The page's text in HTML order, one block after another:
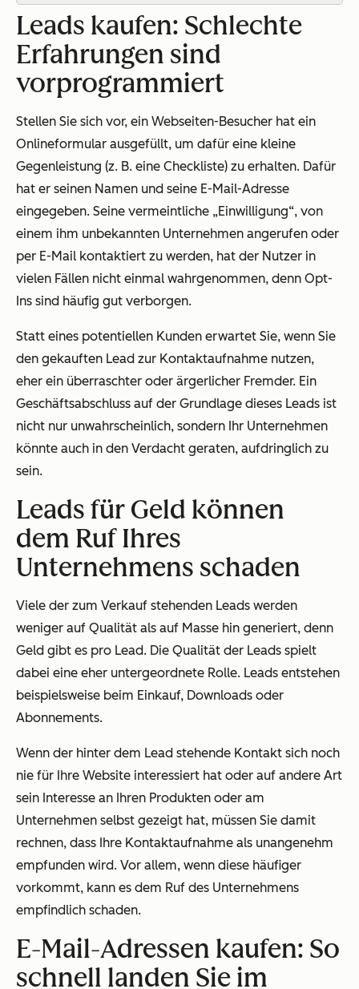
Leads kaufen: Schlechte
Erfahrungen sind
vorprogrammiert
Stellen Sie sich vor, ein Webseiten-Besucher hat ein
Onlineformular ausgefüllt, um dafür eine kleine
Gegenleistung (z. B. eine Checkliste) zu erhalten. Dafür
hat er seinen Namen und seine E-Mail-Adresse
eingegeben. Seine vermeintliche „Einwilligung“, von
einem ihm unbekannten Unternehmen angerufen oder
per E-Mail kontaktiert zu werden, hat der Nutzer in
vielen Fällen nicht einmal wahrgenommen, denn Opt-
Ins sind häufig gut verborgen.
Statt eines potentiellen Kunden erwartet Sie, wenn Sie
den gekauften Lead zur Kontaktaufnahme nutzen,
eher ein überraschter oder ärgerlicher Fremder. Ein
Geschäftsabschluss auf der Grundlage dieses Leads ist
nicht nur unwahrscheinlich, sondern Ihr Unternehmen
könnte auch in den Verdacht geraten, aufdringlich zu
sein.
Leads für Geld können
dem Ruf Ihres
Unternehmens schaden
Viele der zum Verkauf stehenden Leads werden
weniger auf Qualität als auf Masse hin generiert, denn
Geld gibt es pro Lead. Die Qualität der Leads spielt
dabei eine eher untergeordnete Rolle. Leads entstehen
beispielsweise beim Einkauf, Downloads oder
Abonnements.
Wenn der hinter dem Lead stehende Kontakt sich noch
nie für Ihre Website interessiert hat oder auf andere Art
sein Interesse an Ihren Produkten oder am
Unternehmen selbst gezeigt hat, müssen Sie damit
rechnen, dass Ihre Kontaktaufnahme als unangenehm
empfunden wird. Vor allem, wenn diese häufiger
vorkommt, kann es dem Ruf des Unternehmens
empfindlich schaden.
E-Mail-Adressen kaufen: So
schnell landen Sie im